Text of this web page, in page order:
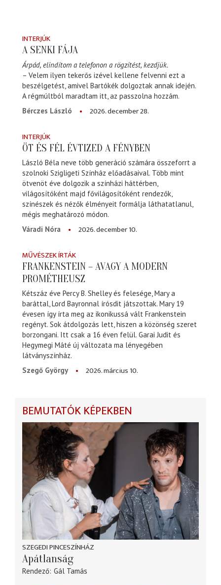
INTERJÚK
A SENKI FÁJA
Árpád, elindítom a telefonon a rögzítést, kezdjük.
– Velem ilyen tekerős izével kellene felvenni ezt a
beszélgetést, amivel Bartókék dolgoztak annak idején.
A régmúltból maradtam itt, az passzolna hozzám.
Bérczes László
2026. december 28.
INTERJÚK
ÖT ÉS FÉL ÉVTIZED A FÉNYBEN
László Béla neve több generáció számára összeforrt a
szolnoki Szigligeti Színház előadásaival. Több mint
ötvenöt éve dolgozik a színházi háttérben,
világosítóként majd fővilágosítóként rendezők,
színészek és nézők élményeit formálja láthatatlanul,
mégis meghatározó módon.
Váradi Nóra
2026. december 10.
MŰVÉSZEK ÍRTÁK
FRANKENSTEIN – AVAGY A MODERN
PROMÉTHEUSZ
Kétszáz éve Percy B. Shelley és felesége, Mary a
baráttal, Lord Bayronnal írósdit játszottak. Mary 19
évesen így írta meg az ikonikussá vált Frankenstein
regényt. Sok átdolgozás lett, hiszen a közönség szeret
borzongani. Itt csak a 16 éven felül. Garai Judit és
Hegymegi Máté új változata ma lényegében
látványszínház.
Szegő György
2026. március 10.
BEMUTATÓK KÉPEKBEN
SZEGEDI PINCESZÍNHÁZ
Apátlanság
Rendező Gál Tamás